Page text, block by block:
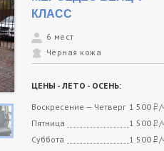
КЛАСС
6 мест
Чёрная кожа
ЦЕНЫ - ЛЕТО - ОСЕНЬ:
Воскресение — Четверг 1 500
/
Пятница
1 500
/
Суббота
1 500 /